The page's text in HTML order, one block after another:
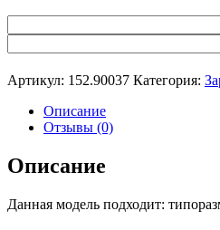
Артикул: 152.90037 Категория:
Описание
Отзывы (0)
Описание
Данная модель подходит: